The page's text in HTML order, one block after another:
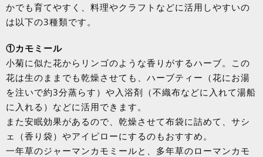
かでも育てやすく、料理やクラフトなどに活用しやすいの
は以下の3種類です。
①カモミール
小菊に似た花からリンゴのような香りがするハーブ。この
花は生のままでも乾燥させても、ハーブティー（花にお湯
を注いで約3分蒸らす）や入浴剤（不織布などに入れて湯船
に入れる）などに活用できます。
また安眠効果があるので、乾燥させて布袋に詰めて、サシ
ェ（香り袋）やアイピローにするのもおすすめ。
一年草のジャーマンカモミールと、多年草のローマンカモ